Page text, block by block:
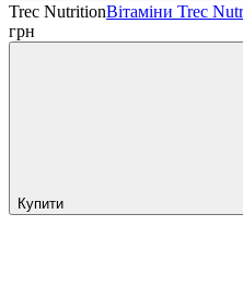
Trec NutritionВітаміни Trec
грн
Купити